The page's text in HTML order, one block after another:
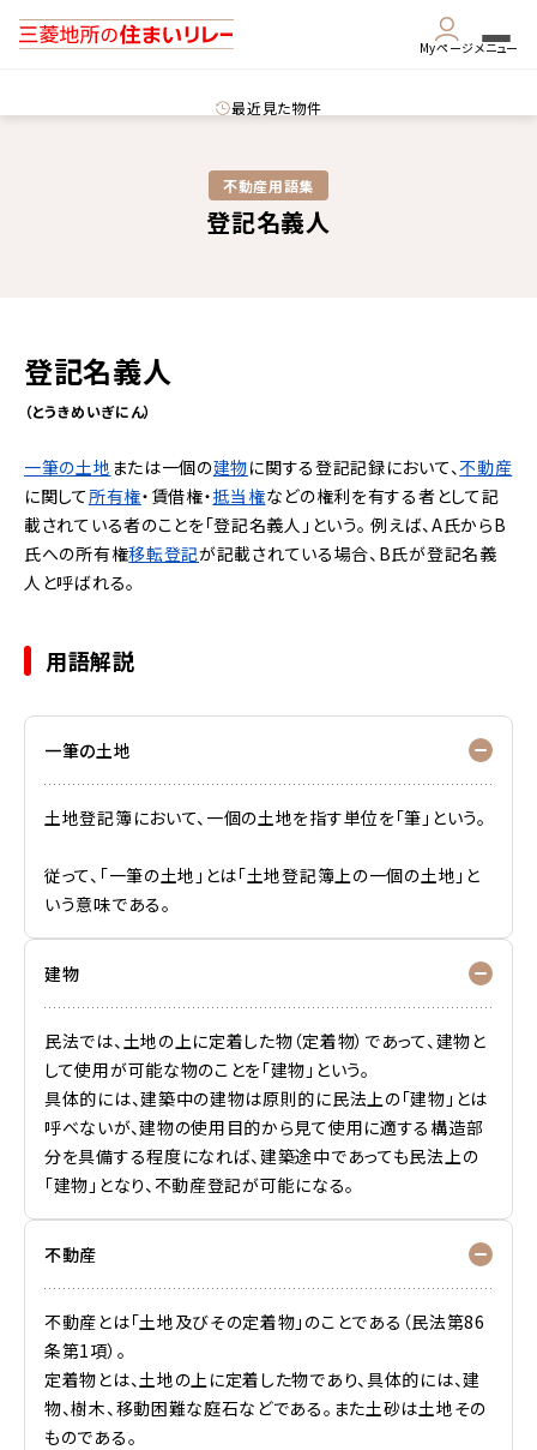
Myページメニュー
最近見た物件
不動産用語集​
登記名義人
登記名義人
（とうきめいぎにん）
一筆の土地 または一個の建物に関する登記記録において、不動産
に関して所有権・賃借権・抵当権などの権利を有する者として記
載されている者のことを「登記名義人」という。 例えば、A氏からB
氏への所有権移転登記が記載されている場合、B氏が登記名義
人と呼ばれる。
用語解説
一筆の土地
土地登記簿において、一個の土地を指す単位を「筆」という。
従って、「一筆の土地」とは「土地登記簿上の一個の土地」と
いう意味である。
建物
民法では、土地の上に定着した物（定着物）であって、建物と
して使用が可能な物のことを「建物」という。
具体的には、建築中の建物は原則的に民法上の「建物」とは
呼べないが、建物の使用目的から見て使用に適する構造部
分を具備する程度になれば、建築途中であっても民法上の
「建物」となり、不動産登記が可能になる。
不動産
不動産とは「土地及びその定着物」のことである（民法第86
条第1項）。
定着物とは、土地の上に定着した物であり、具体的には、建
物、樹木、移動困難な庭石などである。また土砂は土地その
ものである。